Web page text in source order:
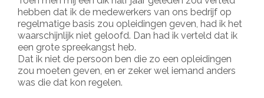
hebben dat ik de medewerkers van ons bedrijf op
regelmatige basis zou opleidingen geven, had ik het
waarschijnlijk niet geloofd. Dan had ik verteld dat ik
een grote spreekangst heb.
Dat ik niet de persoon ben die zo een opleidingen
zou moeten geven, en er zeker wel iemand anders
was die dat kon regelen.